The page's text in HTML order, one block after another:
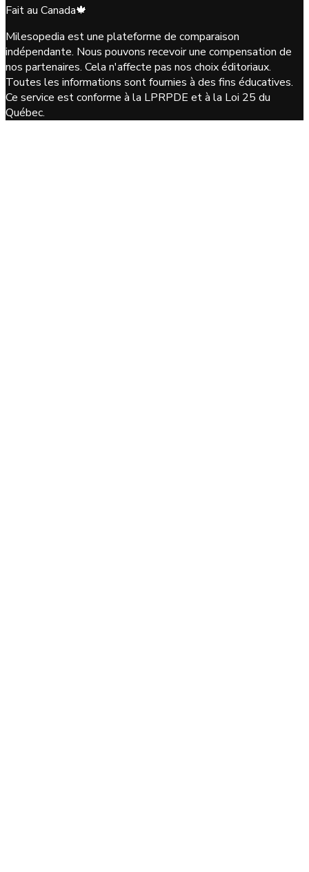
Fait au Canada🍁
Milesopedia est une plateforme de comparaison
indépendante. Nous pouvons recevoir une compensation de
nos partenaires. Cela n'affecte pas nos choix éditoriaux.
Toutes les informations sont fournies à des fins éducatives.
Ce service est conforme à la LPRPDE et à la Loi 25 du
Québec.